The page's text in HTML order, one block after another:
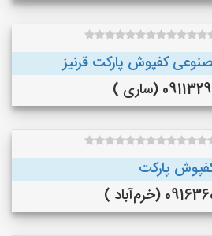
کفپوش پارکت قرنیز
(ساری )
پارکت
(خرم‌آباد )